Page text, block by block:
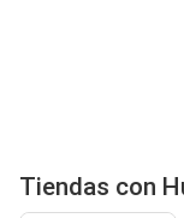
Tiendas con